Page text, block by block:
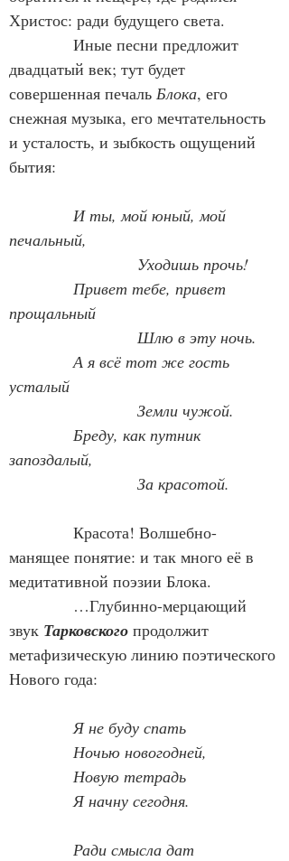
Христос: ради будущего света.
Иные песни предложит
двадцатый век; тут будет
совершенная печаль Блока, его
снежная музыка, его мечтательность
и усталость, и зыбкость ощущений
бытия:
И ты, мой юный, мой
печальный,
Уходишь прочь!
Привет тебе, привет
прощальный
Шлю в эту ночь.
А я всё тот же гость
усталый
Земли чужой.
Бреду, как путник
запоздалый,
За красотой.
Красота! Волшебно-
манящее понятие: и так много её в
медитативной поэзии Блока.
…Глубинно-мерцающий
звук Тарковского продолжит
метафизическую линию поэтического
Нового года:
Я не буду спать
Ночью новогодней,
Новую тетрадь
Я начну сегодня.
Ради смысла дат